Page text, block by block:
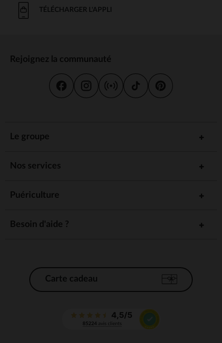
TÉLÉCHARGER L'APPLI
Rejoignez la communauté
Le groupe
Nos services
Puériculture
Besoin d'aide ?
Carte cadeau